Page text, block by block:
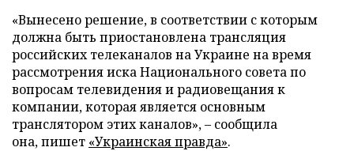
«Вынесено решение, в соответствии с которым
должна быть приостановлена трансляция
российских телеканалов на Украине на время
рассмотрения иска Национального совета по
вопросам телевидения и радиовещания к
компании, которая является основным
транслятором этих каналов», – сообщила
она, пишет «Украинская правда».